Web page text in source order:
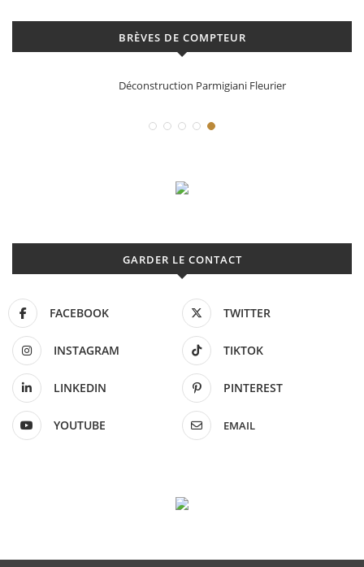
BRÈVES DE COMPTEUR
Déconstruction Parmigiani Fleurier
GARDER LE CONTACT
FACEBOOK TWITTER
INSTAGRAM TIKTOK
LINKEDIN PINTEREST
YOUTUBE EMAIL